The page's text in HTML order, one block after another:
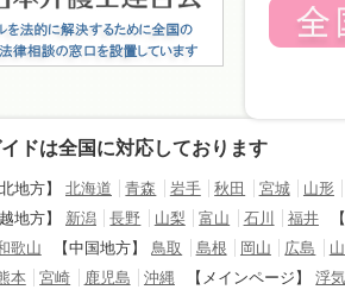
ドは全国に対応しております
地方】 北海道 青森 岩手 秋田 宮城 山形
地方】
新潟 長野 山梨 富山 石川 福井
歌山 【中国地方】 鳥取 島根 岡山 広島
本 宮崎 鹿児島 沖縄 【メインページ】 浮